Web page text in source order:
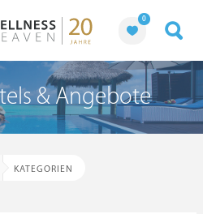
0
& Angebote
KATEGORIEN